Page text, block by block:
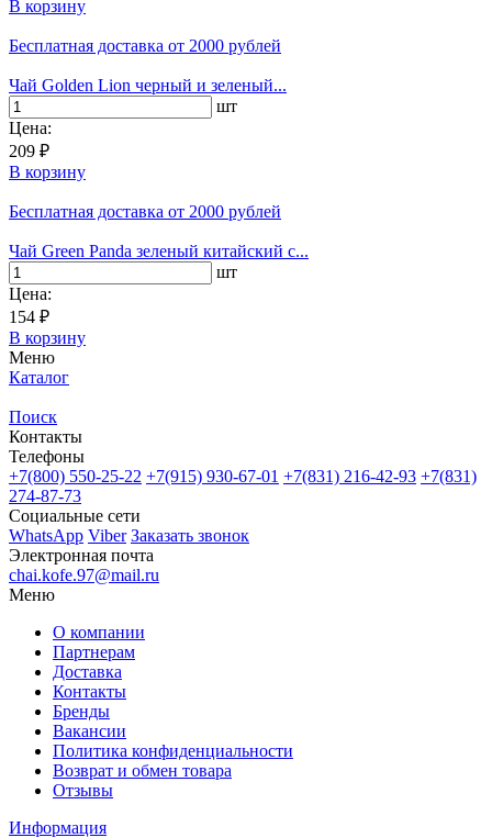
В корзину
Бесплатная доставка от 2000 рублей
Чай Golden Lion черный и зеленый...
шт
Цена:
209 ₽
В корзину
Бесплатная доставка от 2000 рублей
Чай Green Panda зеленый китайский с...
шт
Цена:
154 ₽
В корзину
Меню
Каталог
Поиск
Контакты
Телефоны
+7(800) 550-25-22 +7(915) 930-67-01 +7(831) 216-42-93 +7(831)
274-87-73
Социальные сети
WhatsApp Viber Заказать звонок
Электронная почта
chai.kofe.97@mail.ru
Меню
О компании
Партнерам
Доставка
Контакты
Бренды
Вакансии
Политика конфиденциальности
Возврат и обмен товара
Отзывы
Информация